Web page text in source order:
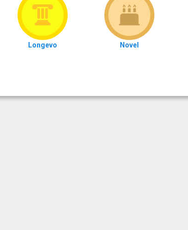
Longevo Novel